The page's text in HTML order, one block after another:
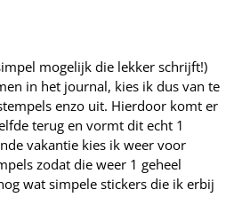
mogelijk die lekker schrijft!)
in het journal, kies ik dus van te
enzo uit. Hierdoor komt er
terug en vormt dit echt 1
vakantie kies ik weer voor
zodat die weer 1 geheel
wat simpele stickers die ik erbij